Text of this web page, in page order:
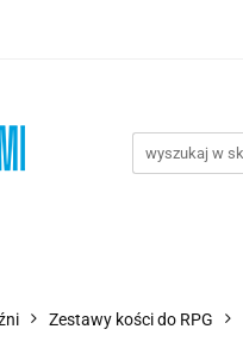
do Gry
Zestawy kości do RPG